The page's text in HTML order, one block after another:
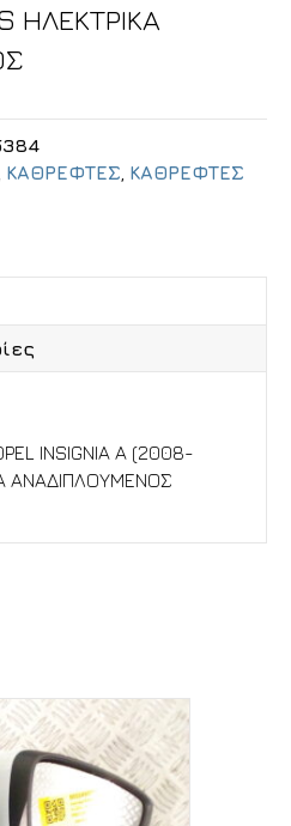
ΗΛΕΚΤΡΙΚΑ
ΚΑΘΡΕΦΤΕΣ ΚΑΘΡΕΦΤΕΣ
INSIGNIA A (2008-
ΑΝΑΔΙΠΛΟΥΜΕΝΟΣ